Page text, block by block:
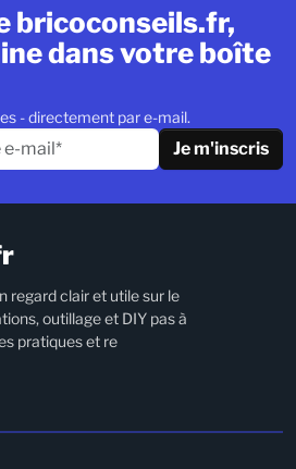
bricoconseils.fr,
dans votre boîte
- directement par e-mail.
Je m'inscris
regard clair et utile sur le
outillage et DIY pas à
pratiques et re